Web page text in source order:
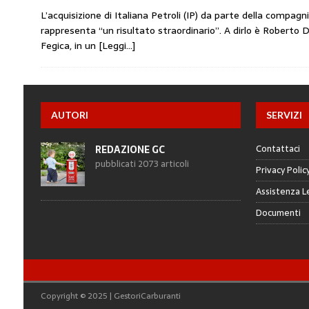
L’acquisizione di Italiana Petroli (IP) da parte della
rappresenta “un risultato straordinario”. A dirlo è Roberto
Fegica, in un [Leggi…]
AUTORI
REDAZIONE GC
pubblicati 2073 articoli
SERVIZI
Contattaci
Privacy
Assistenza
Documenti
Copyright © 2025 | GestoriCarburanti